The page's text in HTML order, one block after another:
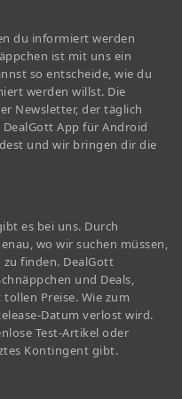
du informiert werden
ist mit uns ein
so entscheide, wie du
werden willst. Die
Newsletter, der täglich
App für Android
und wir bringen dir die
es bei uns. Durch
wo wir suchen müssen,
finden. DealGott
und Deals,
Preise. Wie zum
Datum verlost wird.
Test-Artikel oder
Kontingent gibt.